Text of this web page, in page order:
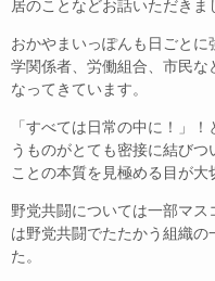
o
k
居のことなどお話いただきま
おかやまいっぽんも日ごと
学関係者、労働組合、市民な
なってきています。
「すべては日常の中に！」
うものがとても密接に結び
ことの本質を見極める目が大
野党共闘については一部マ
は野党共闘でたたかう組織
た。